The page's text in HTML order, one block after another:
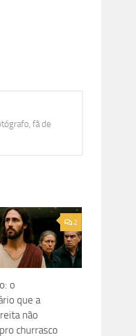
fã de
2
o
que a
não
churrasco